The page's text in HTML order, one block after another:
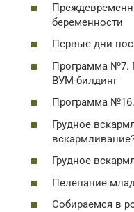
беременности
Первые дни
Программа №7.
ВУМ-билдинг
Программа
Грудное
Грудное
Пеленание
Собираемся в